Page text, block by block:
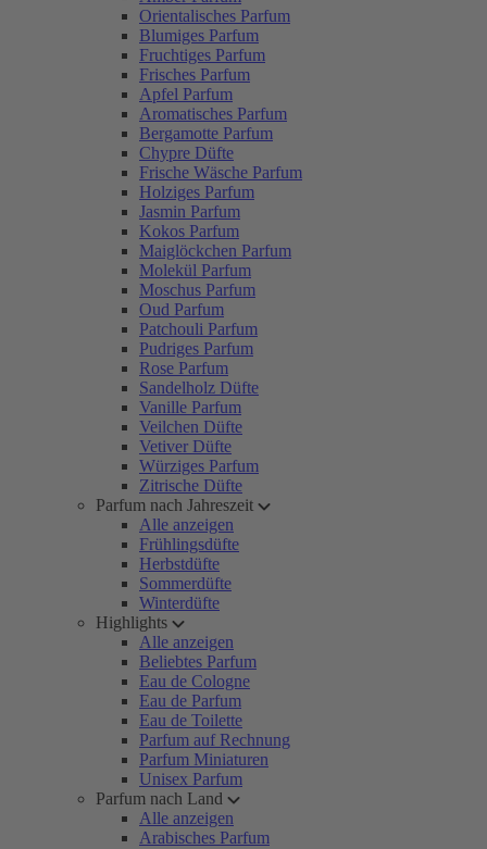
Orientalisches Parfum
Blumiges Parfum
Fruchtiges Parfum
Frisches Parfum
Apfel Parfum
Aromatisches Parfum
Bergamotte Parfum
Chypre Düfte
Frische Wäsche Parfum
Holziges Parfum
Jasmin Parfum
Kokos Parfum
Maiglöckchen Parfum
Molekül Parfum
Moschus Parfum
Oud Parfum
Patchouli Parfum
Pudriges Parfum
Rose Parfum
Sandelholz Düfte
Vanille Parfum
Veilchen Düfte
Vetiver Düfte
Würziges Parfum
Zitrische Düfte
Parfum nach Jahreszeit
Alle anzeigen
Frühlingsdüfte
Herbstdüfte
Sommerdüfte
Winterdüfte
Highlights
Alle anzeigen
Beliebtes Parfum
Eau de Cologne
Eau de Parfum
Eau de Toilette
Parfum auf Rechnung
Parfum Miniaturen
Unisex Parfum
Parfum nach Land
Alle anzeigen
Arabisches Parfum